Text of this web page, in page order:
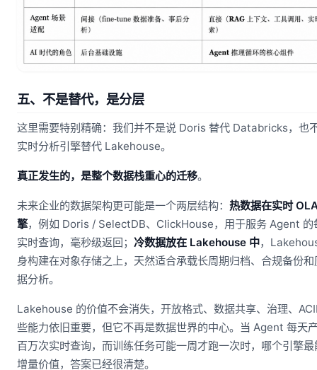
五、不是替代，是分层
这里需要特别精确：我们并不是说 Doris 替代 Databricks，也
实时分析引擎替代 Lakehouse。
真正发生的，是整个数据栈重心的迁移。
未来企业的数据架构更可能是一个两层结构： 热数据在实时
擎，例如 Doris / SelectDB、ClickHouse，用于服务 Agent 的
实时查询，毫秒级返回； 冷数据放在 Lakehouse 中，
身构建在对象存储之上，天然适合承载长周期归档、合规备份
据分析。
Lakehouse 的价值不会消失，开放格式、数据共享、治理、
些能力依旧重要，但它不再是数据世界的中心。当 Agent 每天
百万次实时查询，而训练任务可能一周才跑一次时，哪个引擎
增量价值，答案已经很清楚。